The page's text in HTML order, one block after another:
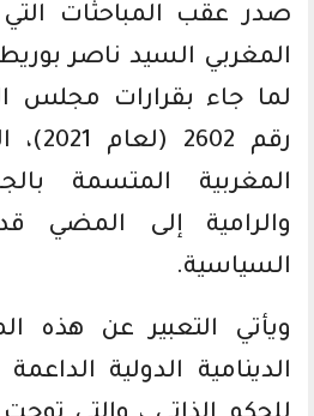
صدر عقب المباحثات
المغربي السيد ناصر
لما جاء بقرارات مجلس
رقم
المغربية المتسمة
والرامية إلى المضي
السياسية.
ويأتي التعبير عن هذه
الدينامية الدولية